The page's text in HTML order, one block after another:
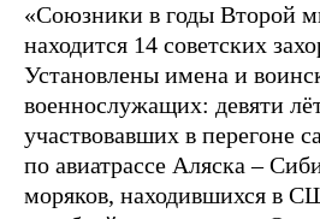
«Союзники в годы Второй
находится 14 советских
Установлены имена и
военнослужащих: девяти
участвовавших в перегоне
по авиатрассе Аляска –
моряков, находившихся в